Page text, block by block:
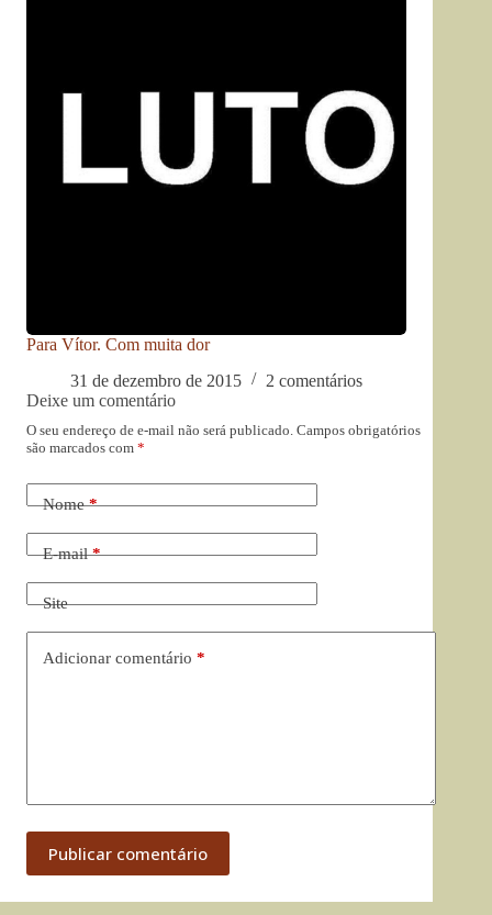
Para Vítor. Com muita dor
31 de dezembro de 2015
2 comentários
Deixe um comentário
O seu endereço de e-mail não será publicado. Campos obrigatórios
são marcados com *
Nome*
E-mail*
Site
Adicionar comentário *
Publicar comentário